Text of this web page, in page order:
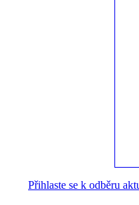
Přihlaste se k odběru